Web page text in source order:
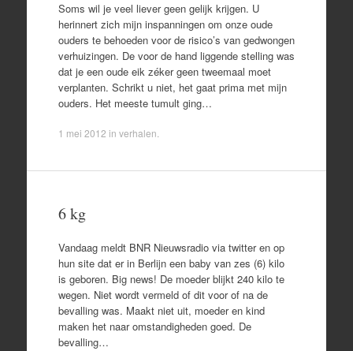
Soms wil je veel liever geen gelijk krijgen. U
herinnert zich mijn inspanningen om onze oude
ouders te behoeden voor de risico’s van gedwongen
verhuizingen. De voor de hand liggende stelling was
dat je een oude eik zéker geen tweemaal moet
verplanten. Schrikt u niet, het gaat prima met mijn
ouders. Het meeste tumult ging…
1 mei 2012 in verhalen
6 kg
Vandaag meldt BNR Nieuwsradio via twitter en op
hun site dat er in Berlijn een baby van zes (6) kilo
is geboren. Big news! De moeder blijkt 240 kilo te
wegen. Niet wordt vermeld of dit voor of na de
bevalling was. Maakt niet uit, moeder en kind
maken het naar omstandigheden goed. De
bevalling…